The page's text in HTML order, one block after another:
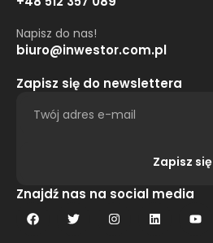
Napisz do nas!
biuro@inwestor.com.pl
Zapisz się do newslettera
Zapisz się
Alternative:
Znajdź nas na social media